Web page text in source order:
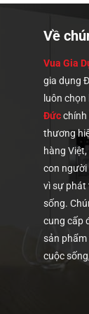
Về
Vua Gia
gia dụng
luôn
Đức
thương
hàng
con người
vì sự phát
sống.
cung cấp
sản phẩm
cuộc